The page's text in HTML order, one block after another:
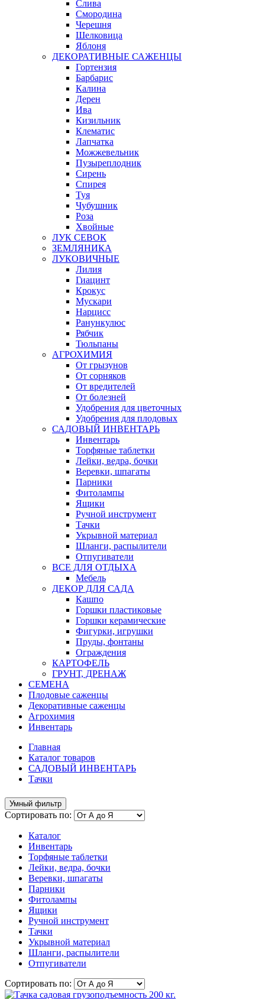
Слива
Смородина
Черешня
Шелковица
Яблоня
ДЕКОРАТИВНЫЕ САЖЕНЦЫ
Гортензия
Барбарис
Калина
Дерен
Ива
Кизильник
Клематис
Лапчатка
Можжевельник
Пузыреплодник
Сирень
Спирея
Туя
Чубушник
Роза
Хвойные
ЛУК СЕВОК
ЗЕМЛЯНИКА
ЛУКОВИЧНЫЕ
Лилия
Гиацинт
Крокус
Мускари
Нарцисс
Ранункулюс
Рябчик
Тюльпаны
АГРОХИМИЯ
От грызунов
От сорняков
От вредителей
От болезней
Удобрения для цветочных
Удобрения для плодовых
САДОВЫЙ ИНВЕНТАРЬ
Инвентарь
Торфяные таблетки
Лейки, ведра, бочки
Веревки, шпагаты
Парники
Фитолампы
Ящики
Ручной инструмент
Тачки
Укрывной материал
Шланги, распылители
Отпугиватели
ВСЕ ДЛЯ ОТДЫХА
Мебель
ДЕКОР ДЛЯ САДА
Кашпо
Горшки пластиковые
Горшки керамические
Фигурки, игрушки
Пруды, фонтаны
Ограждения
КАРТОФЕЛЬ
ГРУНТ, ДРЕНАЖ
СЕМЕНА
Плодовые саженцы
Декоративные саженцы
Агрохимия
Инвентарь
Главная
Каталог товаров
САДОВЫЙ ИНВЕНТАРЬ
Тачки
Умный фильтр
Сортировать по:
Каталог
Инвентарь
Торфяные таблетки
Лейки, ведра, бочки
Веревки, шпагаты
Парники
Фитолампы
Ящики
Ручной инструмент
Тачки
Укрывной материал
Шланги, распылители
Отпугиватели
Сортировать по: